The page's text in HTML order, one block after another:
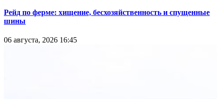
Рейд по ферме: хищение, бесхозяйственность и спущенные
шины
06 августа, 2026 16:45